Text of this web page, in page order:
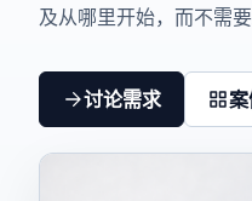
及从哪里开始，而不需
讨论需求 案